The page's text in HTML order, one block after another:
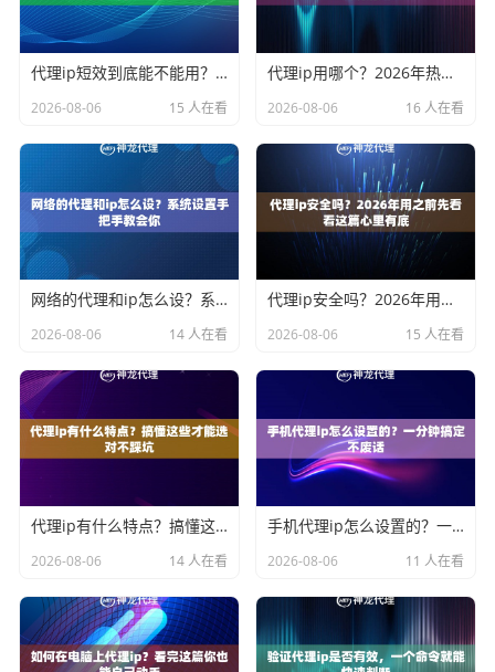
代理ip短效到底能不能用？2026年短效代理凭啥越来越火
2026-08-06 15 人在看
代理ip用哪个？2026年热门选择一次说清楚
2026-08-06 16 人在看
网络的代理和ip怎么设？系统设置手把手教会你
2026-08-06 14 人在看
代理ip安全吗？2026年用之前先看看这篇心里有底
2026-08-06 15 人在看
代理ip有什么特点？搞懂这些才能选对不踩坑
2026-08-06 14 人在看
手机代理ip怎么设置的？一分钟搞定不废话
2026-08-06 11 人在看